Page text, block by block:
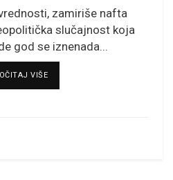
zamiriše nafta
slučajnost koja
god se iznenada...
VIŠEDETAILS